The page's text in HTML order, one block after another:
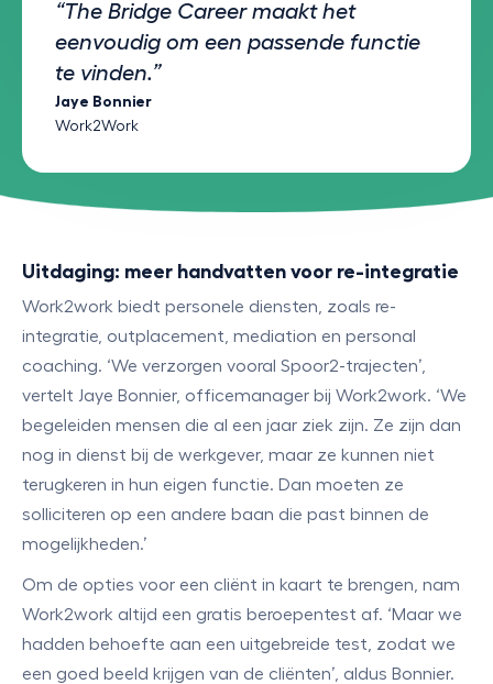
“The Bridge Career maakt het
eenvoudig om een passende functie
te vinden.”
Jaye Bonnier
Work2Work
Uitdaging: meer handvatten voor re-integratie
Work2work biedt personele diensten, zoals re-
integratie, outplacement, mediation en personal
coaching. ‘We verzorgen vooral Spoor2-trajecten’,
vertelt Jaye Bonnier, officemanager bij Work2work. ‘We
begeleiden mensen die al een jaar ziek zijn. Ze zijn dan
nog in dienst bij de werkgever, maar ze kunnen niet
terugkeren in hun eigen functie. Dan moeten ze
solliciteren op een andere baan die past binnen de
mogelijkheden.’
Om de opties voor een cliënt in kaart te brengen, nam
Work2work altijd een gratis beroepentest af. ‘Maar we
hadden behoefte aan een uitgebreide test, zodat we
een goed beeld krijgen van de cliënten’, aldus Bonnier.